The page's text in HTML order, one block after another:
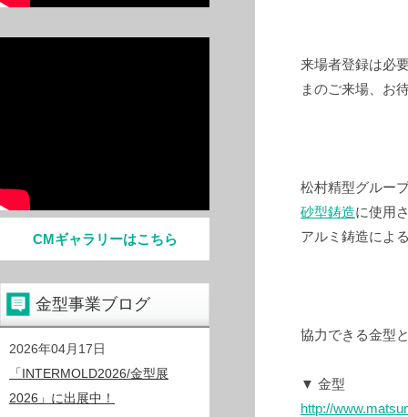
CMギャラリーはこちら
金型事業ブログ
2026年04月17日
「INTERMOLD2026/金型展
2026」に出展中！
来場者登録は必
まのご来場、お
松村精型グルー
砂型鋳造に使用
アルミ鋳造によ
協力できる金型
▼ 金型
http://